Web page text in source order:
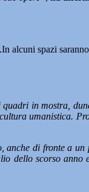
alcuni spazi
in mostra,
umanistica.
anche di fronte a
dello scorso anno